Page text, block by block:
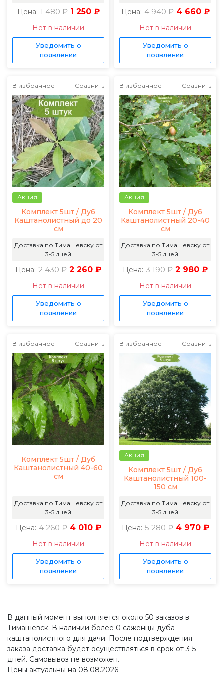
Цена: 1 480 ₽ 1 250 ₽
Нет в наличии
Уведомить о
появлении
Цена: 4 940 ₽ 4 660 ₽
Нет в наличии
Уведомить о
появлении
В избранное Сравнить
Акция
Комплект 5шт / Дуб
Каштанолистный до 20
см
Доставка по Тимашевску от
3-5 дней
Цена: 2 430 ₽ 2 260 ₽
Нет в наличии
Уведомить о
появлении
В избранное Сравнить
Акция
Комплект 5шт / Дуб
Каштанолистный 20-40
см
Доставка по Тимашевску от
3-5 дней
Цена: 3 190 ₽ 2 980 ₽
Нет в наличии
Уведомить о
появлении
В избранное Сравнить
Комплект 5шт / Дуб
Каштанолистный 40-60
см
Доставка по Тимашевску от
3-5 дней
Цена: 4 260 ₽ 4 010 ₽
Нет в наличии
Уведомить о
появлении
В избранное Сравнить
Акция
Комплект 5шт / Дуб
Каштанолистный 100-
150 см
Доставка по Тимашевску от
3-5 дней
Цена: 5 280 ₽ 4 970 ₽
Нет в наличии
Уведомить о
появлении
В данный момент выполняется около 50 заказов в
Тимашевск. В наличии более 0 саженцы дуба
каштанолистного для дачи. После подтверждения
заказа доставка будет осуществляться в срок от 3-5
дней. Самовывоз не возможен.
Цены актуальны на 08.08.2026